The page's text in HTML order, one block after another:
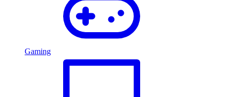
Gaming